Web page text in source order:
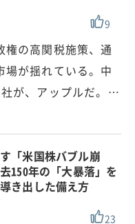
9
権の高関税施策、通
が揺れている。中
が、アップルだ。…
「米国株バブル崩
150年の「大暴落」を
き出した備え方
23